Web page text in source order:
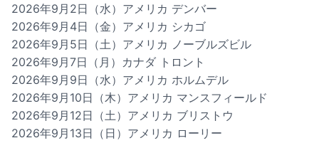
2026年9月2日（水）アメリカ デンバー
2026年9月4日（金）アメリカ シカゴ
2026年9月5日（土）アメリカ ノーブルズビル
2026年9月7日（月）カナダ トロント
2026年9月9日（水）アメリカ ホルムデル
2026年9月10日（木）アメリカ マンスフィールド
2026年9月12日（土）アメリカ ブリストウ
2026年9月13日（日）アメリカ ローリー